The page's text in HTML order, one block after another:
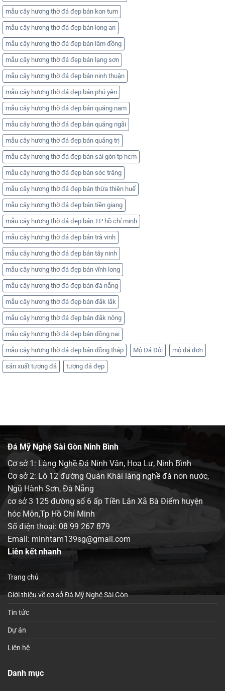
mẫu cây hương thờ đá đẹp bán kon tum
mẫu cây hương thờ đá đẹp bán long an
mẫu cây hương thờ đá đẹp bán lâm đồng
mẫu cây hương thờ đá đẹp bán lạng sơn
mẫu cây hương thờ đá đẹp bán ninh thuận
mẫu cây hương thờ đá đẹp bán phú yên
mẫu cây hương thờ đá đẹp bán quảng nam
mẫu cây hương thờ đá đẹp bán quảng ngãi
mẫu cây hương thờ đá đẹp bán quảng trị
mẫu cây hương thờ đá đẹp bán sài gòn tp hcm
mẫu cây hương thờ đá đẹp bán sóc trăng
mẫu cây hương thờ đá đẹp bán thừa thiên huế
mẫu cây hương thờ đá đẹp bán tiền giang
mẫu cây hương thờ đá đẹp bán TP hồ chí minh
mẫu cây hương thờ đá đẹp bán trà vinh
mẫu cây hương thờ đá đẹp bán tây ninh
mẫu cây hương thờ đá đẹp bán vĩnh long
mẫu cây hương thờ đá đẹp bán đà nẵng
mẫu cây hương thờ đá đẹp bán đắk lắk
mẫu cây hương thờ đá đẹp bán đắk nông
mẫu cây hương thờ đá đẹp bán đồng nai
mẫu cây hương thờ đá đẹp bán đồng tháp Mộ Đá Đôi mộ đá đơn
sản xuất tượng đá tượng đá đẹp
Đá Mỹ Nghệ Sài Gòn Ninh Bình
Cơ sở 1: Làng Nghề Đá Ninh Vân, Hoa Lư, Ninh Bình
Cơ sở 2: Lô 12 đường Quán Khái làng nghề đá non nước,
Ngũ Hành Sơn, Đà Nẵng
cơ sở 3 125 đường số 6 ấp Tiền Lân Xã Bà Điểm huyện
hóc Môn,Tp Hồ Chí Minh
Số điện thoại: 08 99 267 879
Email: minhtam139sg@gmail.com
Liên kết nhanh
Trang chủ
Giới thiệu về cơ sở Đá Mỹ Nghệ Sài Gòn
Tin tức
Dự án
Liên hệ
Danh mục